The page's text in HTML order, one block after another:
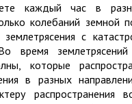
каждый час в
колебаний земной
с
время
которые
в разных
распространения